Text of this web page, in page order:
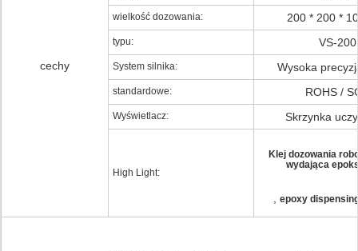
cechy
wielkość dozowania: 200 * 200 *
typu: VS-200
System silnika: Wysoka
standardowe: ROHS /
Wyświetlacz: Skrzynka
High Light:
Klej dozowania
wydająca
epoxy